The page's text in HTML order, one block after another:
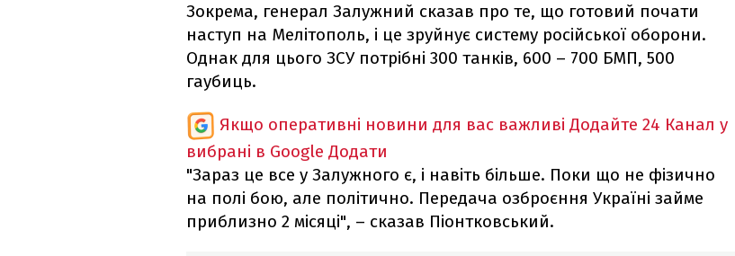
Зокрема, генерал Залужний сказав про те, що готовий почати
наступ на Мелітополь, і це зруйнує систему російської оборони.
Однак для цього ЗСУ потрібні 300 танків, 600 – 700 БМП, 500
гаубиць.
Якщо оперативні новини для вас важливі Додайте 24 Канал у
вибрані в Google Додати
"Зараз це все у Залужного є, і навіть більше. Поки що не фізично
на полі бою, але політично. Передача озброєння Україні займе
приблизно 2 місяці", – сказав Піонтковський.